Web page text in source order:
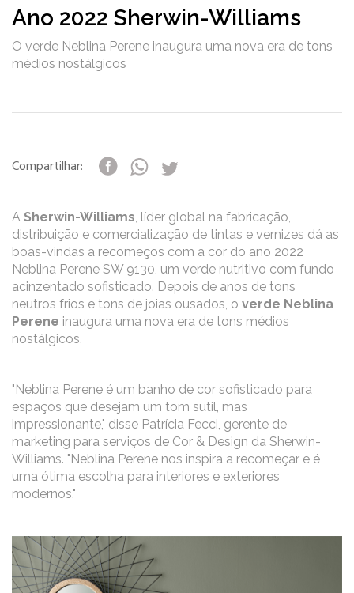
Ano 2022 Sherwin-Williams
O verde Neblina Perene inaugura uma nova era de tons
médios nostálgicos
Compartilhar:
A Sherwin-Williams, líder global na fabricação,
distribuição e comercialização de tintas e vernizes dá as
boas-vindas a recomeços com a cor do ano 2022
Neblina Perene SW 9130, um verde nutritivo com fundo
acinzentado sofisticado. Depois de anos de tons
neutros frios e tons de joias ousados, o verde Neblina
Perene inaugura uma nova era de tons médios
nostálgicos.
"Neblina Perene é um banho de cor sofisticado para
espaços que desejam um tom sutil, mas
impressionante," disse Patrícia Fecci, gerente de
marketing para serviços de Cor & Design da Sherwin-
Williams. "Neblina Perene nos inspira a recomeçar e é
uma ótima escolha para interiores e exteriores
modernos."